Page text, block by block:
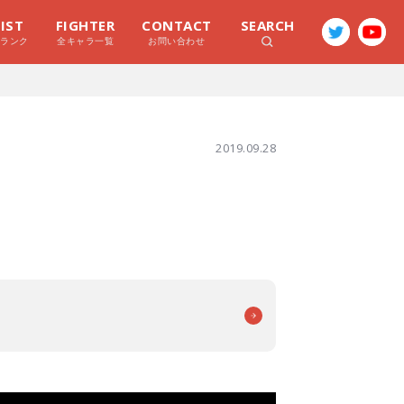
ンク
FIGHTER
全キャラ一覧
CONTACT
お問い合わせ
SEARCH
2019.09.28